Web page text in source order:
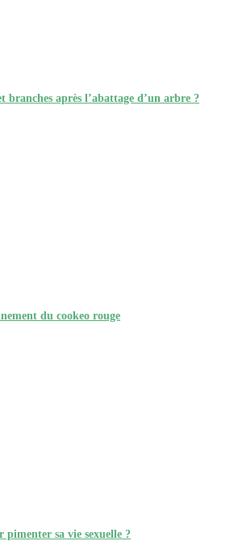
branches après l’abattage d’un arbre ?
du cookeo rouge
pimenter sa vie sexuelle ?